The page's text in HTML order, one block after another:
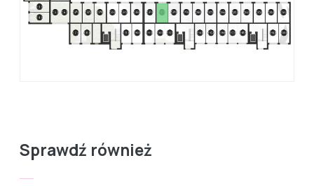
Sprawdź również